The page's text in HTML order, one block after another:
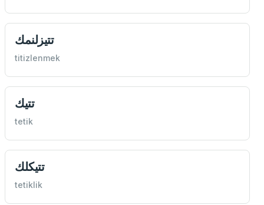
تتيزلنمك
titizlenmek
تتيك
tetik
تتيكلك
tetiklik